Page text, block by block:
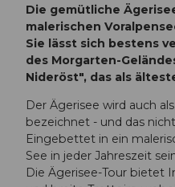
Die gemütliche
malerischen
Sie lässt sich bestens
des Morgarten-
Nideröst", das als
Der Ägerisee wird auch
bezeichnet - und das
Eingebettet in ein
See in jeder Jahreszeit
Die Ägerisee-Tour bietet